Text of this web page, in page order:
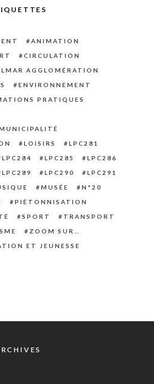
ANIMATION
CIRCULATION
AGGLOMÉRATION
ENVIRONNEMENT
PRATIQUES
LOISIRS
LPC281
LPC284 LPC285
LPC286
LPC289 LPC290
LPC291
MUSÉE
N°20
PIÉTONNISATION
SPORT
TRANSPORT
ZOOM SUR…
ET JEUNESSE